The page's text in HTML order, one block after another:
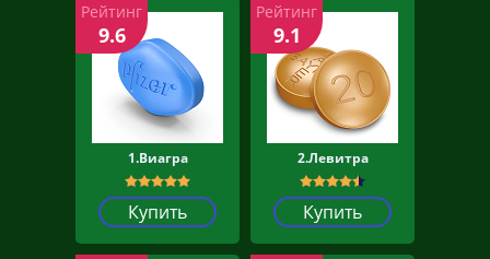
1.Виагра
Купить
Рейтинг
9.6
2.Левитра
Купить
Рейтинг
9.1